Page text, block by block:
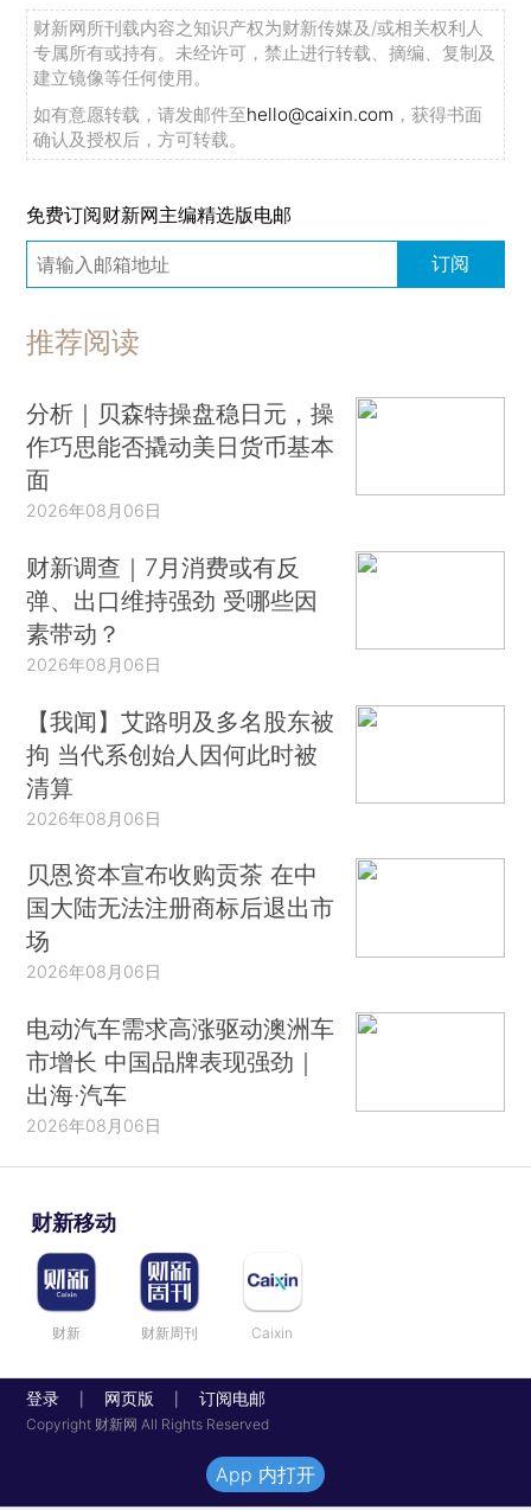
财新网所刊载内容之知识产权为财新传媒及/或相关权利人
专属所有或持有。未经许可，禁止进行转载、摘编、复制及
建立镜像等任何使用。
如有意愿转载，请发邮件至hello@caixin.com ，获得书面
确认及授权后，方可转载。
免费订阅财新网主编精选版电邮
订阅
推荐阅读
分析｜贝森特操盘稳日元，操
作巧思能否撬动美日货币基本
面
2026年08月06日
财新调查｜7月消费或有反
弹、出口维持强劲 受哪些因
素带动？
2026年08月06日
【我闻】艾路明及多名股东被
拘 当代系创始人因何此时被
清算
2026年08月06日
贝恩资本宣布收购贡茶 在中
国大陆无法注册商标后退出市
场
2026年08月06日
电动汽车需求高涨驱动澳洲车
市增长 中国品牌表现强劲｜
出海·汽车
2026年08月06日
财新移动
财新 财新周刊 Caixin
登录 网页版 订阅电邮
Copyright 财新网 All Rights Reserved
App 内打开